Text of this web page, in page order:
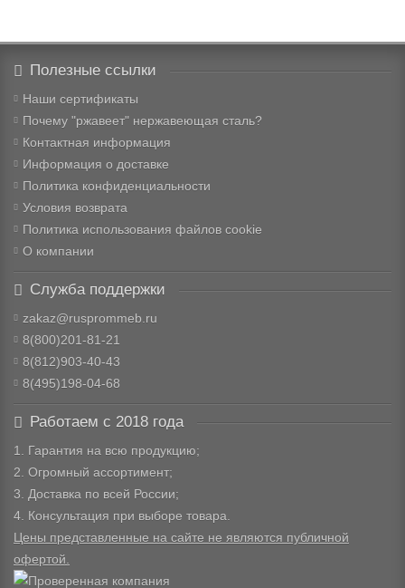
Полезные ссылки
Наши сертификаты
Почему "ржавеет" нержавеющая сталь?
Контактная информация
Информация о доставке
Политика конфиденциальности
Условия возврата
Политика использования файлов cookie
О компании
Служба поддержки
zakaz@rusprommeb.ru
8(800)201-81-21
8(812)903-40-43
8(495)198-04-68
Работаем с 2018 года
1. Гарантия на всю продукцию;
2. Огромный ассортимент;
3. Доставка по всей России;
4. Консультация при выборе товара.
Цены представленные на сайте не являются публичной
офертой.